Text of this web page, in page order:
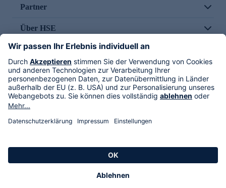
Partner
Über HSE
Im TV
HSE International